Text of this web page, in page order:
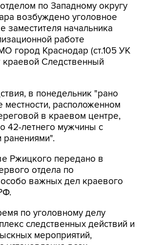
по Западному округу
возбуждено уголовное
заместителя начальника
работе
город Краснодар (ст.105 УК
Следственный
в понедельник "рано
местности, расположенном
в краевом центре,
42-летнего мужчины с
ранениями".
Ржицкого передано в
отдела по
важных дел краевого
по уголовному делу
следственных действий и
мероприятий,